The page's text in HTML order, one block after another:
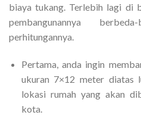
biaya tukang. Terlebih lagi di
pembangunannya
perhitungannya.
Pertama, anda ingin
ukuran 7×12 meter diatas
lokasi rumah yang akan
kota.